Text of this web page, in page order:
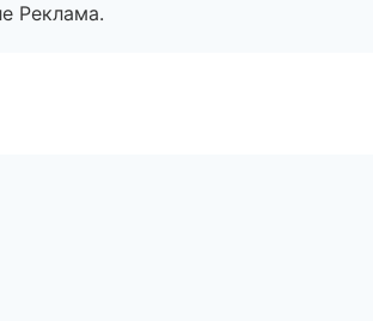
Реклама.